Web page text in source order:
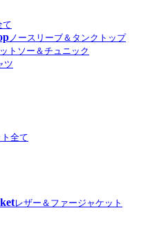
て
ノースリーブ＆タンクトップ
トソー＆チュニック
ツ
全て
レザー＆ファージャケット